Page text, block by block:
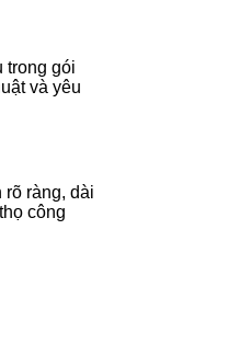
trong gói
và yêu
ràng, dài
công